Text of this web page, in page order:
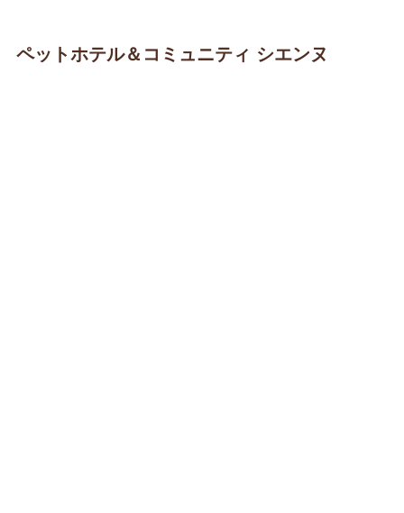
ペットホテル＆コミュニティ シエンヌ